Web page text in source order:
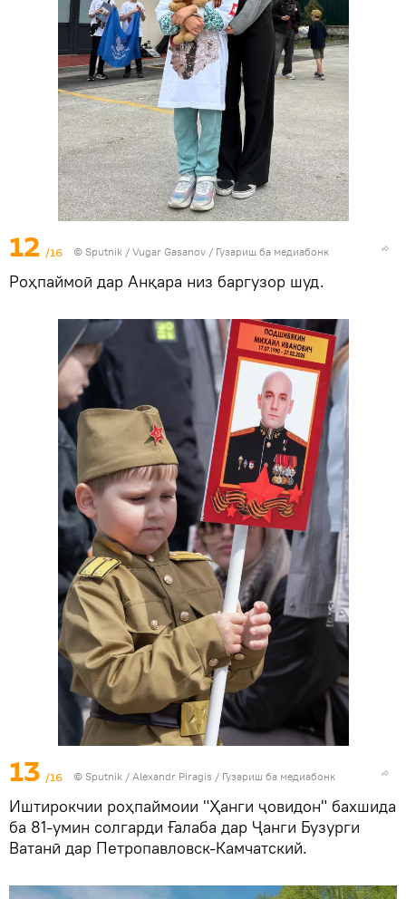
12 /16 © Sputnik / Vugar Gasanov / Гузариш ба медиабонк
Роҳпаймоӣ дар Анқара низ баргузор шуд.
13 /16 © Sputnik / Alexandr Piragis / Гузариш ба медиабонк
Иштирокчии роҳпаймоии "Ҳанги ҷовидон" бахшида
ба 81-умин солгарди Ғалаба дар Ҷанги Бузурги
Ватанӣ дар Петропавловск-Камчатский.